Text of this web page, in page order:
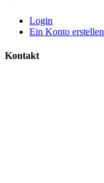
Login
Ein Konto erstellen
Kontakt